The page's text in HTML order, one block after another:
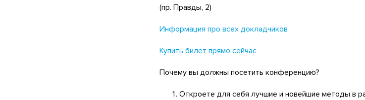
(пр. Правды, 2)
Информация про всех докладчиков
Купить билет прямо сейчас
Почему вы должны посетить конференцию?
Откроете для себя лучшие и новейшие методы в